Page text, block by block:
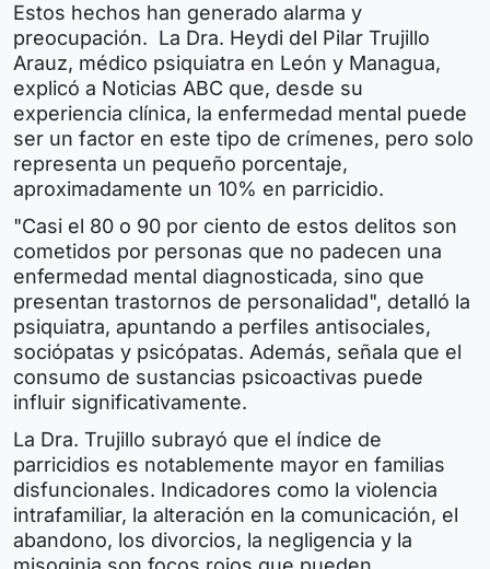
Estos hechos han generado alarma y
preocupación. La Dra. Heydi del Pilar Trujillo
Arauz, médico psiquiatra en León y Managua,
explicó a Noticias ABC que, desde su
experiencia clínica, la enfermedad mental puede
ser un factor en este tipo de crímenes, pero solo
representa un pequeño porcentaje,
aproximadamente un 10% en parricidio.
"Casi el 80 o 90 por ciento de estos delitos son
cometidos por personas que no padecen una
enfermedad mental diagnosticada, sino que
presentan trastornos de personalidad", detalló la
psiquiatra, apuntando a perfiles antisociales,
sociópatas y psicópatas. Además, señala que el
consumo de sustancias psicoactivas puede
influir significativamente.
La Dra. Trujillo subrayó que el índice de
parricidios es notablemente mayor en familias
disfuncionales. Indicadores como la violencia
intrafamiliar, la alteración en la comunicación, el
abandono, los divorcios, la negligencia y la